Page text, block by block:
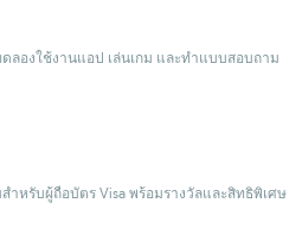
ดลองใช้งานแอป เล่นเกม และทำแบบสอบถาม
ำหรับผู้ถือบัตร Visa พร้อมรางวัลและสิทธิพิเศษ